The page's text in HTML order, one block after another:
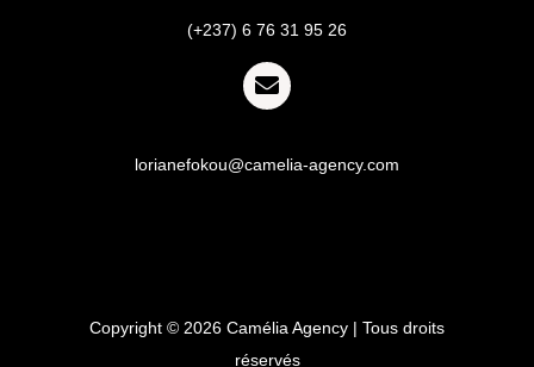
(+237) 6 76 31 95 26
lorianefokou@camelia-agency.com
Copyright © 2026 Camélia Agency | Tous droits
réservés